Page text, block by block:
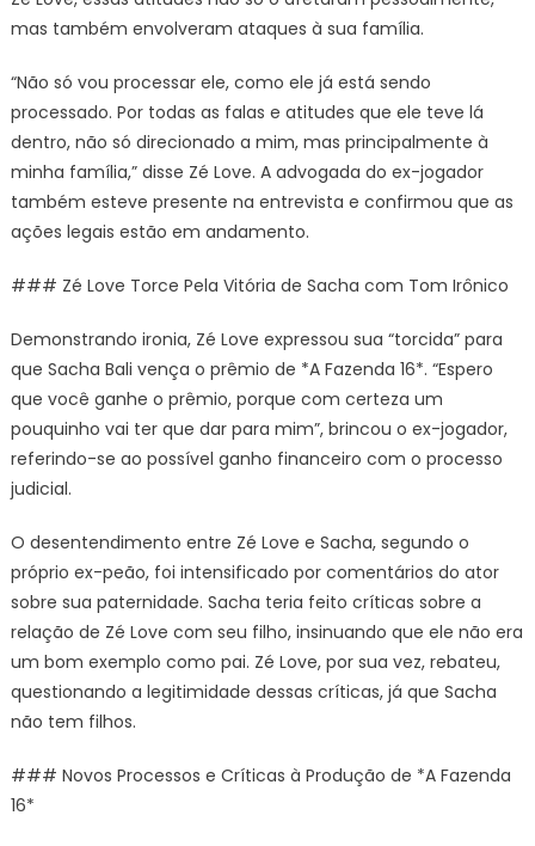
mas também envolveram ataques à sua família.
“Não só vou processar ele, como ele já está sendo
processado. Por todas as falas e atitudes que ele teve lá
dentro, não só direcionado a mim, mas principalmente à
minha família,” disse Zé Love. A advogada do ex-jogador
também esteve presente na entrevista e confirmou que as
ações legais estão em andamento.
### Zé Love Torce Pela Vitória de Sacha com Tom Irônico
Demonstrando ironia, Zé Love expressou sua “torcida” para
que Sacha Bali vença o prêmio de *A Fazenda 16*. “Espero
que você ganhe o prêmio, porque com certeza um
pouquinho vai ter que dar para mim”, brincou o ex-jogador,
referindo-se ao possível ganho financeiro com o processo
judicial.
O desentendimento entre Zé Love e Sacha, segundo o
próprio ex-peão, foi intensificado por comentários do ator
sobre sua paternidade. Sacha teria feito críticas sobre a
relação de Zé Love com seu filho, insinuando que ele não era
um bom exemplo como pai. Zé Love, por sua vez, rebateu,
questionando a legitimidade dessas críticas, já que Sacha
não tem filhos.
### Novos Processos e Críticas à Produção de *A Fazenda
16*